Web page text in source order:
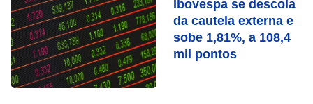
Ibovespa se descola
da cautela externa e
sobe 1,81%, a 108,4
mil pontos